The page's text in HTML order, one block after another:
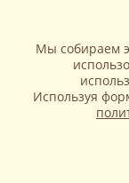
Полицейская
Мы собираем
Используя